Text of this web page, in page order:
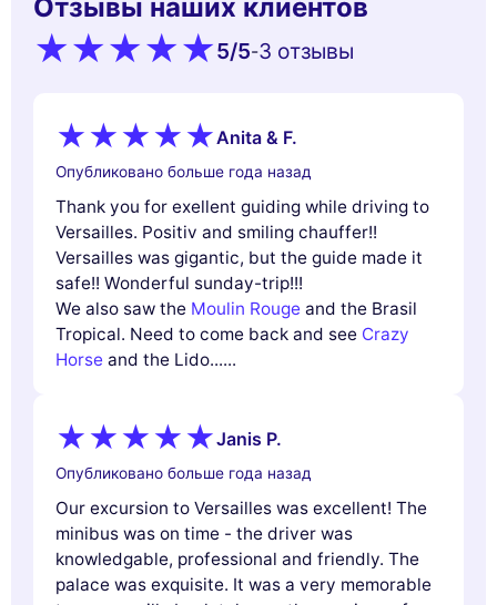
Отзывы наших клиентов
5/5-3 oтзывы
Anita & F.
Опубликовано больше года назад
Thank you for exellent guiding while driving to
Versailles. Positiv and smiling chauffer!!
Versailles was gigantic, but the guide made it
safe!! Wonderful sunday-trip!!!
We also saw the Moulin Rouge and the Brasil
Tropical. Need to come back and see Crazy
Horse and the Lido......
Janis P.
Опубликовано больше года назад
Our excursion to Versailles was excellent! The
minibus was on time - the driver was
knowledgable, professional and friendly. The
palace was exquisite. It was a very memorable